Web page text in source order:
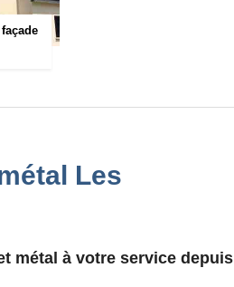
Les
métal à votre service depuis